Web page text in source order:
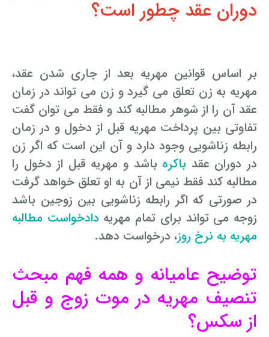
دوران عقد چطور است؟
بر اساس قوانین مهریه بعد از جاری شدن عقد،
مهریه به زن تعلق می گیرد و زن می تواند در زمان
عقد آن را از شوهر مطالبه کند و فقط می توان گفت
تفاوتی بین پرداخت مهریه قبل از دخول و در زمان
رابطه زناشویی وجود دارد و آن این است که اگر زن
در دوران عقد باکره باشد و مهریه قبل از دخول را
مطالبه کند فقط نیمی از آن به او تعلق خواهد گرفت
در صورتی که اگر رابطه زناشویی بین زوجین باشد
زوجه می تواند برای تمام مهریه دادخواست مطالبه
مهریه به نرخ روز، درخواست دهد.
توضیح عامیانه و همه فهم مبحث
تنصیف مهریه در موت زوج و قبل
از سکس؟